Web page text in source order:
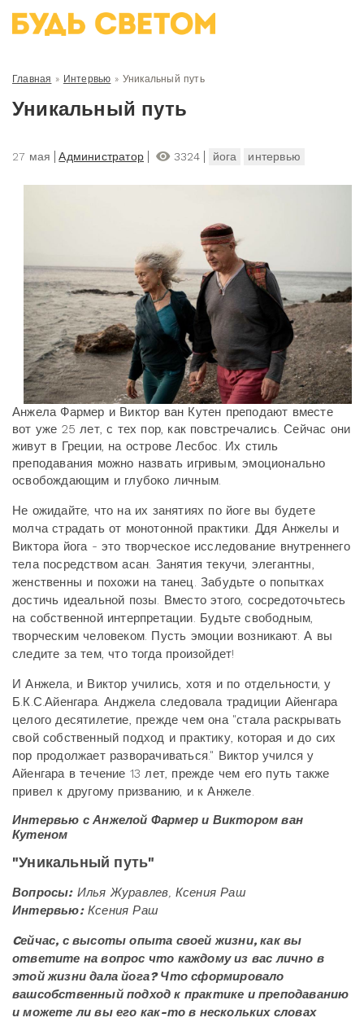
Главная » Интервью » Уникальный путь
Уникальный путь
27 мая Администратор 3324 йога интервью
Анжела Фармер и Виктор ван Кутен преподают вместе
вот уже 25 лет, с тех пор, как повстречались. Сейчас они
живут в Греции, на острове Лесбос. Их стиль
преподавания можно назвать игривым, эмоционально
освобождающим и глубоко личным.
Не ожидайте, что на их занятиях по йоге вы будете
молча страдать от монотонной практики. Ддя Анжелы и
Виктора йога - это творческое исследование внутреннего
тела посредством асан. Занятия текучи, элегантны,
женственны и похожи на танец. Забудьте о попытках
достичь идеальной позы. Вместо этого, сосредоточьтесь
на собственной интерпретации. Будьте свободным,
творческим человеком. Пусть эмоции возникают. А вы
следите за тем, что тогда произойдет!
И Анжела, и Виктор учились, хотя и по отдельности, у
Б.К.С.Айенгара. Анджела следовала традиции Айенгара
целого десятилетие, прежде чем она "стала раскрывать
свой собственный подход и практику, которая и до сих
пор продолжает разворачиваться." Виктор учился у
Айенгара в течение 13 лет, прежде чем его путь также
привел к другому призванию, и к Анжеле.
Интервью с Анжелой Фармер​ и Виктором ван
Кутеном
"Уникальный путь"
Вопросы:Илья Журавлев, Ксения Раш
Интервью:Ксения Раш
Cейчас, с высоты опыта своей жизни, как вы
ответите на вопрос что каждому из вас лично в
этой жизни дала йога? Что сформировало
вашсобственный подход к практике и преподаванию
и можете ли вы его как-то в нескольких словах